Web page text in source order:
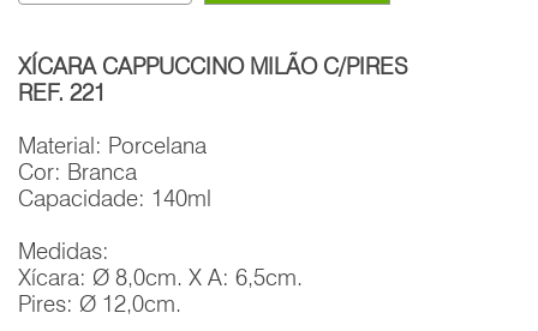
XÍCARA CAPPUCCINO MILÃO C/PIRES
REF. 221
Material: Porcelana
Cor: Branca
Capacidade: 140ml
Medidas:
Xícara: Ø 8,0cm. X A: 6,5cm.
Pires: Ø 12,0cm.